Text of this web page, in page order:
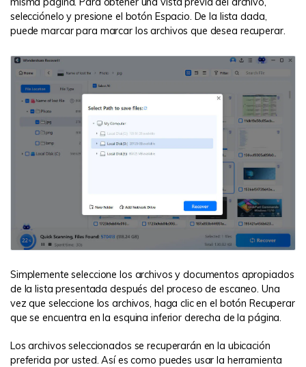
selecciónelo y presione el botón Espacio. De la lista dada,
puede marcar para marcar los archivos que desea recuperar.
Simplemente seleccione los archivos y documentos apropiados
de la lista presentada después del proceso de escaneo. Una
vez que seleccione los archivos, haga clic en el botón Recuperar
que se encuentra en la esquina inferior derecha de la página.
Los archivos seleccionados se recuperarán en la ubicación
preferida por usted. Así es como puedes usar la herramienta